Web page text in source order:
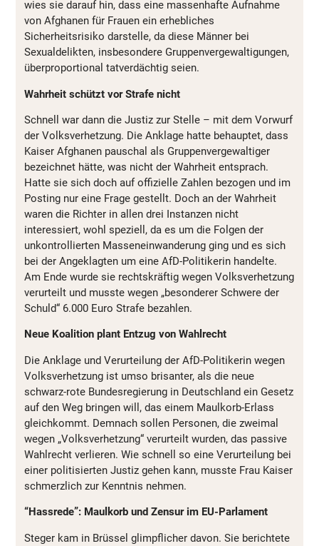
wies sie darauf hin, dass eine massenhafte Aufnahme
von Afghanen für Frauen ein erhebliches
Sicherheitsrisiko darstelle, da diese Männer bei
Sexualdelikten, insbesondere Gruppenvergewaltigungen,
überproportional tatverdächtig seien.
Wahrheit schützt vor Strafe nicht
Schnell war dann die Justiz zur Stelle – mit dem Vorwurf
der Volksverhetzung. Die Anklage hatte behauptet, dass
Kaiser Afghanen pauschal als Gruppenvergewaltiger
bezeichnet hätte, was nicht der Wahrheit entsprach.
Hatte sie sich doch auf offizielle Zahlen bezogen und im
Posting nur eine Frage gestellt. Doch an der Wahrheit
waren die Richter in allen drei Instanzen nicht
interessiert, wohl speziell, da es um die Folgen der
unkontrollierten Masseneinwanderung ging und es sich
bei der Angeklagten um eine AfD-Politikerin handelte.
Am Ende wurde sie rechtskräftig wegen Volksverhetzung
verurteilt und musste wegen „besonderer Schwere der
Schuld“ 6.000 Euro Strafe bezahlen.
Neue Koalition plant Entzug von Wahlrecht
Die Anklage und Verurteilung der AfD-Politikerin wegen
Volksverhetzung ist umso brisanter, als die neue
schwarz-rote Bundesregierung in Deutschland ein Gesetz
auf den Weg bringen will, das einem Maulkorb-Erlass
gleichkommt. Demnach sollen Personen, die zweimal
wegen „Volksverhetzung“ verurteilt wurden, das passive
Wahlrecht verlieren. Wie schnell so eine Verurteilung bei
einer politisierten Justiz gehen kann, musste Frau Kaiser
schmerzlich zur Kenntnis nehmen.
“Hassrede”: Maulkorb und Zensur im EU-Parlament
Steger kam in Brüssel glimpflicher davon. Sie berichtete